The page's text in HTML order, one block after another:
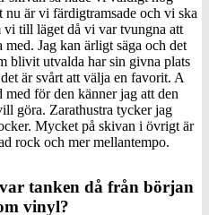
är vi färdigtramsade och vi ska
till läget då vi var tvungna att
Jag kan ärligt säga och det
blivit utvalda har sin givna plats
är svårt att välja en favorit. A
för den känner jag att den
göra. Zarathustra tycker jag
Mycket på skivan i övrigt är
rock och mer mellantempo.
tanken då från början
vinyl?